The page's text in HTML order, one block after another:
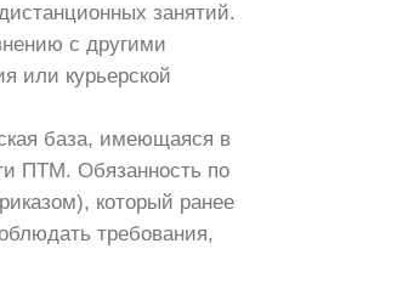
занятий.
с другими
или курьерской
база, имеющаяся в
ПТМ. Обязанность по
который ранее
требования,